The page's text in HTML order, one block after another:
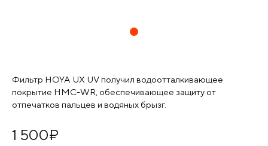
Фильтр HOYA UX UV получил водоотталкивающее
покрытие HMC-WR, обеспечивающее защиту от
отпечатков пальцев и водяных брызг.
1 500¤